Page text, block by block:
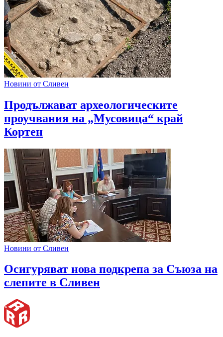
Новини от Сливен
Продължават археологическите
проучвания на „Мусовица“ край
Кортен
Новини от Сливен
Oсигуряват нова подкрепа за Съюза на
слепите в Сливен